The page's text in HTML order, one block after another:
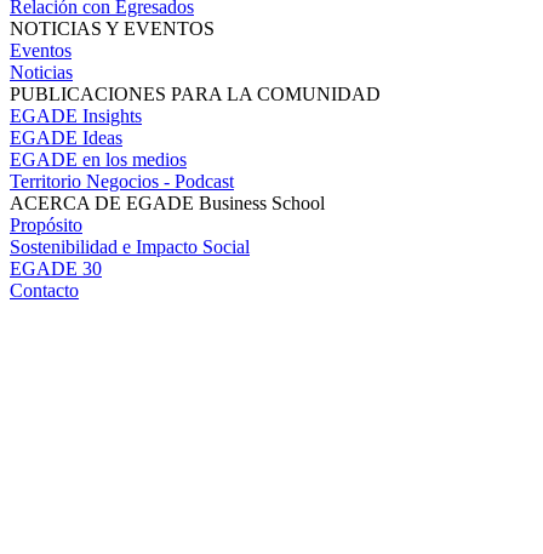
Relación con Egresados
NOTICIAS Y EVENTOS
Eventos
Noticias
PUBLICACIONES PARA LA COMUNIDAD
EGADE Insights
EGADE Ideas
EGADE en los medios
Territorio Negocios - Podcast
ACERCA DE EGADE Business School
Propósito
Sostenibilidad e Impacto Social
EGADE 30
Contacto